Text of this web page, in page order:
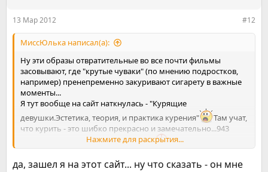
13 Мар 2012 #12
МиссЮлька написал(а):
Ну эти образы отвратительные во все почти фильмы
засовывают, где "крутые чуваки" (по мнению подростков,
например) пренепременно закуривают сигарету в важные
моменты...
Я тут вообще на сайт наткнулась - "Курящие
девушки.Эстетика, теория, и практика курения"
Там учат,
что курить - это шибко прекрасно и замечательно...943
пользователя на данный момент...
943
Нажмите для раскрытия...
да, зашел я на этот сайт... ну что сказать - он мне